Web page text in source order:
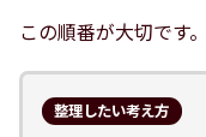
この順番が大切です。
整理したい考え方